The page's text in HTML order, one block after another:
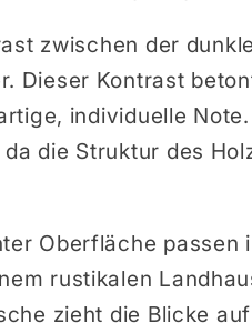
zwischen der
Dieser Kontrast
individuelle
die Struktur des
Oberfläche passen
rustikalen
zieht die Blicke